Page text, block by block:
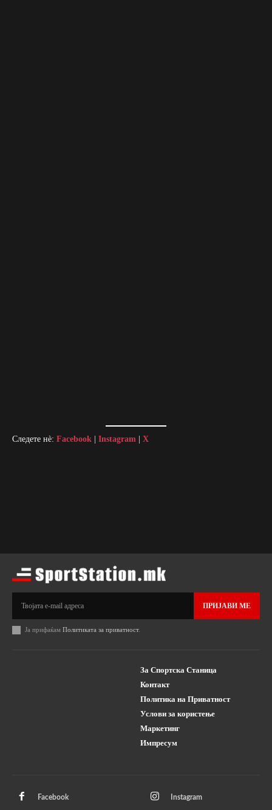
Следете нè: Facebook Instagram X
ПРИЈАВИ МЕ
Ја прифаќам Политиката за приватност.
За Спортска Станица
Контакт
Политика на Приватност
Услови за користење
Маркетинг
Импресум
Facebook Instagram